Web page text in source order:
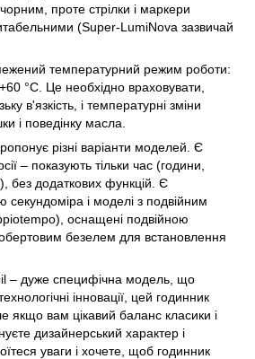
проте стрілки і маркери
(Super-LumiNova зазвичай
температурний режим роботи:
°C. Це необхідно враховувати,
в'язкість, і температурні зміни
і поведінку масла.
різні варіанти моделей. Є
– показують тільки час (години,
без додаткових функцій. Є
і моделі з подвійним
оснащені подвійною
безелем для встановлення
– дуже специфічна модель, що
інновації, цей годинник
якщо вам цікавий баланс класики і
дизайнерський характер і
уваги і хочете, щоб годинник